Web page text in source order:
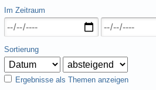
Im Zeitraum
Sortierung
Ergebnisse als Themen anzeigen